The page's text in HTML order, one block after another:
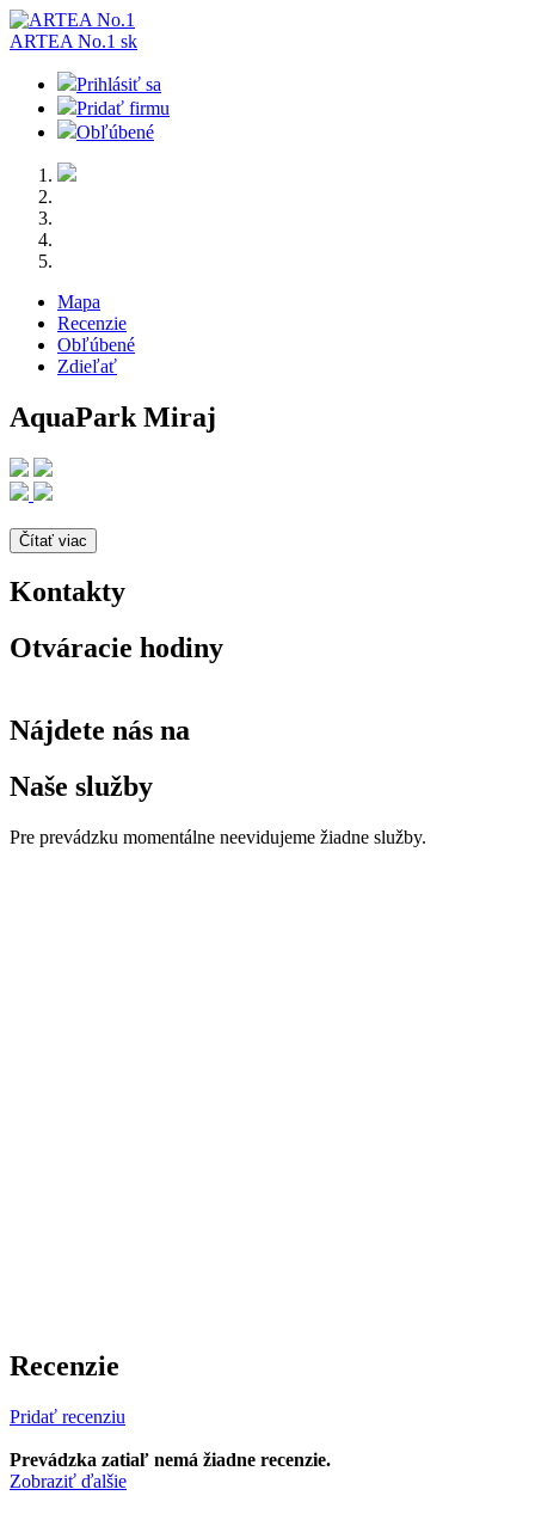
ARTEA No.1 sk
Prihlásiť sa
Pridať firmu
Obľúbené
Mapa
Recenzie
Obľúbené
Zdieľať
AquaPark Miraj
Čítať viac
Kontakty
Otváracie hodiny
Nájdete nás na
Naše služby
Pre prevádzku momentálne neevidujeme žiadne služby.
Recenzie
Pridať recenziu
Prevádzka zatiaľ nemá žiadne recenzie.
Zobraziť ďalšie